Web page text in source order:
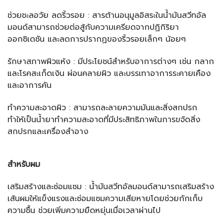
ช่วยชะลอวัย ลดริ้วรอย : สารต้านอนุมูลอิสระในน้ำมันสวีทอัล
มอนด์สามารถช่วยต่อสู้กับความเครียดจากปฏิกิริยา
ออกซิเดชัน และลดการปรากฏของริ้วรอยเล็กๆ น้อยๆ
รักษาสภาพผิวแห้ง : มีประโยชน์สำหรับอาการต่างๆ เช่น กลาก
และโรคสะเก็ดเงิน ผ่อนคลายผิว และบรรเทาอาการระคายเคือง
และอาการคัน
ทำความสะอาดผิว : สามารถละลายความมันและสิ่งสกปรก
ทำให้เป็นน้ำยาทำความสะอาดที่มีประสิทธิภาพในการขจัดสิ่ง
สกปรกและเครื่องสำอาง
สำหรับผม
เสริมสร้างและซ่อมแซม : น้ำมันสวีทอัลมอนด์สามารถเสริมสร้าง
เส้นผมให้แข็งแรงและซ่อมแซมความเสียหายโดยช่วยกักเก็บ
ความชื้น ช่วยเพิ่มความยืดหยุ่นเมื่อเวลาผ่านไป